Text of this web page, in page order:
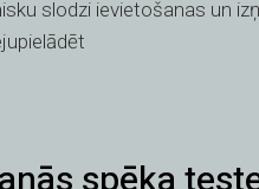
slodzi ievietošanas un